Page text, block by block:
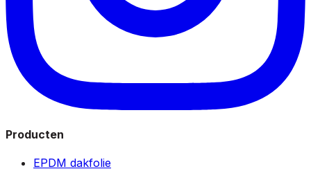
Producten
EPDM dakfolie